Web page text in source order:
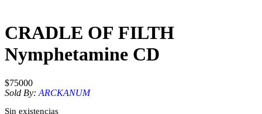
CRADLE OF FILTH
Nymphetamine CD
$75000
Sold By: ARCKANUM
Sin existencias